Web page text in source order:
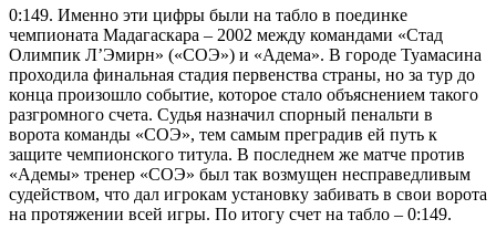
0:149. Именно эти цифры были на табло в поединке
чемпионата Мадагаскара – 2002 между командами «Стад
Олимпик Л’Эмирн» («СОЭ») и «Адема». В городе Туамасина
проходила финальная стадия первенства страны, но за тур до
конца произошло событие, которое стало объяснением такого
разгромного счета. Судья назначил спорный пенальти в
ворота команды «СОЭ», тем самым преградив ей путь к
защите чемпионского титула. В последнем же матче против
«Адемы» тренер «СОЭ» был так возмущен несправедливым
судейством, что дал игрокам установку забивать в свои ворота
на протяжении всей игры. По итогу счет на табло – 0:149.